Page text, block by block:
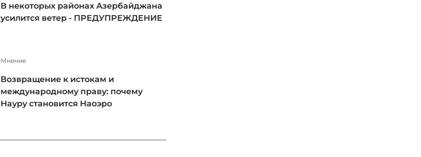
В некоторых районах Азербайджана
усилится ветер - ПРЕДУПРЕЖДЕНИЕ
Мнение
Возвращение к истокам и
международному праву: почему
Науру становится Наоэро